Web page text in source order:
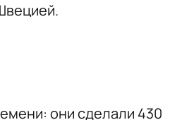
они сделали 430